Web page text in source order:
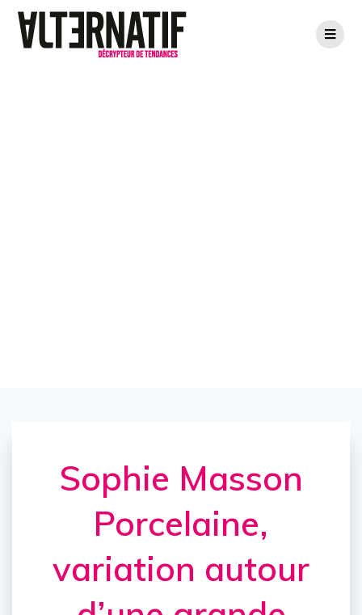
Sophie Masson
Porcelaine,
variation autour